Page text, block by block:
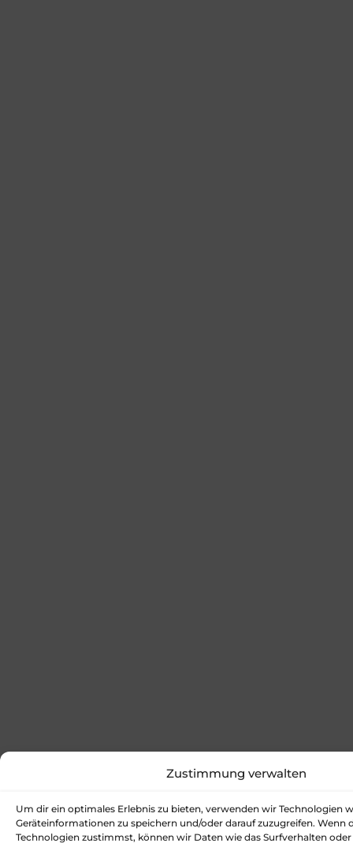
Zustimmung verwalten
Um dir ein optimales Erlebnis zu bieten, verwenden wir Technologien
Geräteinformationen zu speichern und/oder darauf zuzugreifen. Wenn
Technologien zustimmst, können wir Daten wie das Surfverhalten